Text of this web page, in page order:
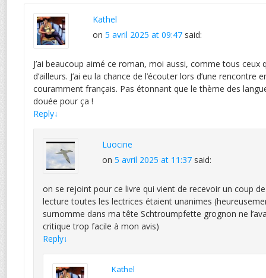
Kathel
on 5 avril 2025 at 09:47 said:
J’ai beaucoup aimé ce roman, moi aussi, comme tous ceux
d’ailleurs. J’ai eu la chance de l’écouter lors d’une rencontre
couramment français. Pas étonnant que le thème des
douée pour ça !
Reply↓
Luocine
on 5 avril 2025 at 11:37 said:
on se rejoint pour ce livre qui vient de recevoir un coup
lecture toutes les lectrices étaient unanimes
surnomme dans ma tête Schtroumpfette grognon ne
critique trop facile à mon avis)
Reply↓
Kathel